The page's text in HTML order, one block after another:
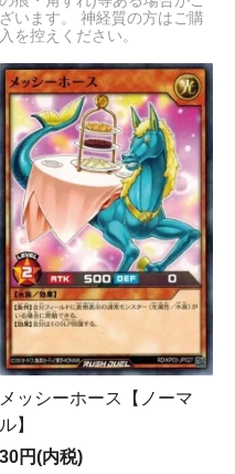
ざいます。 神経質の方はご購
入を控えください。
メッシーホース【ノーマ
ル】
30円(内税)